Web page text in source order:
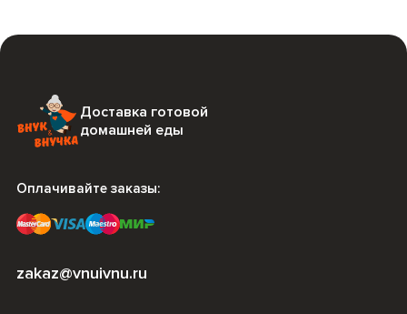
Доставка готовой
домашней еды
Оплачивайте заказы:
zakaz@vnuivnu.ru